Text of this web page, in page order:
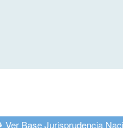
Ver Base Jurisprudencia